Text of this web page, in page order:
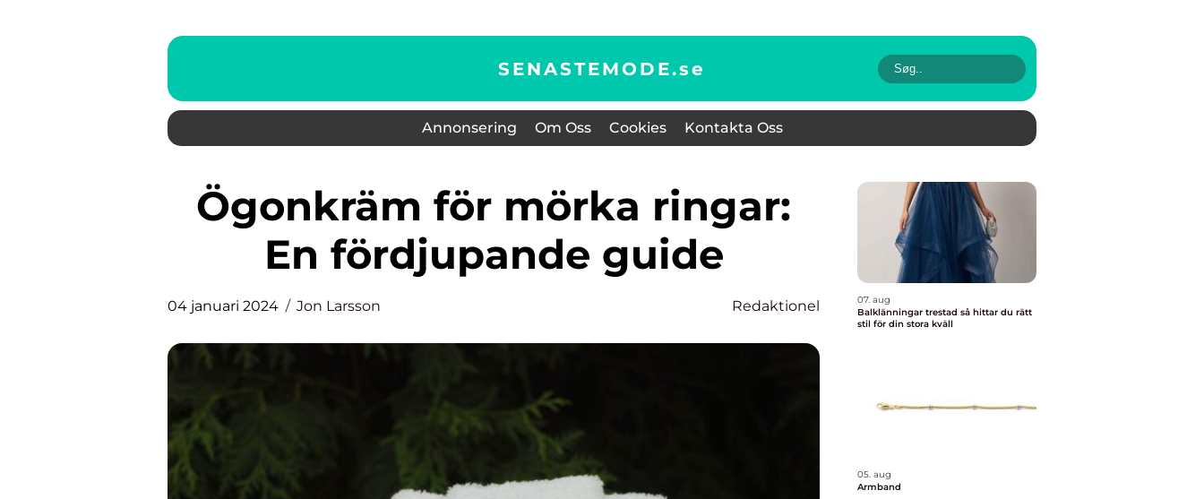
SENASTEMODE.se
Annonsering Om Oss Cookies Kontakta Oss
Ögonkräm för mörka ringar:
En fördjupande guide
04 januari 2024 Jon Larsson Redaktionel
07. aug
Balklänningar trestad så hittar du rätt
stil för din stora kväll
05. aug
Armband